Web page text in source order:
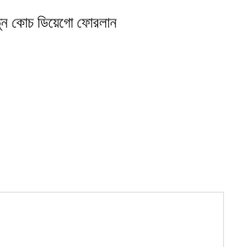
কোচ ডিয়েগো ফোরলান